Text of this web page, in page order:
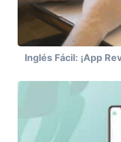
Inglés Fácil: ¡App